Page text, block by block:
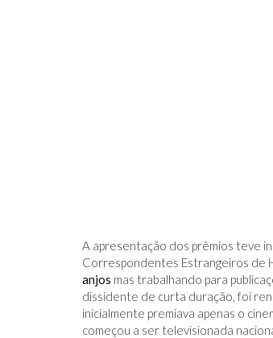
A apresentação dos prêmios teve
Correspondentes Estrangeiros de
anjos mas trabalhando para
dissidente de curta duração, foi
inicialmente premiava apenas o
começou a ser televisionada
- PARA ELEFANTES É